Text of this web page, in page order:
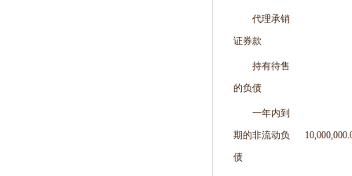
代理承销
证券款
持有待售
的负债
一年内到
期的非流动负
债